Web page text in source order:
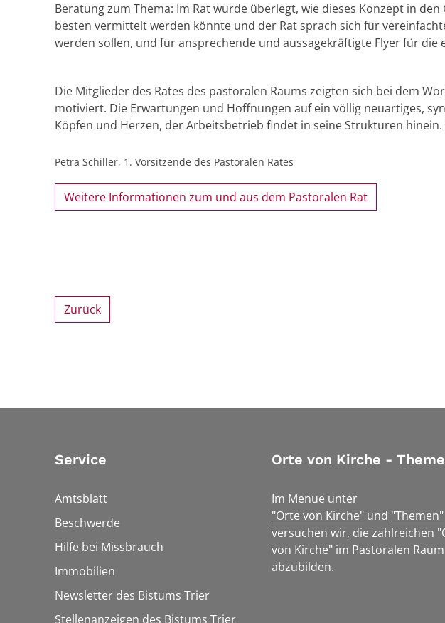
Beratung zum Thema: Im Rat wurde überlegt, wie dieses Konzept in
besten vermittelt werden könnte und der Rat sprach sich für
werden sollen, und für ansprechende und aussagekräftigte Flyer für die
Die Mitglieder des Rates des pastoralen Raums zeigten sich bei dem
motiviert. Die Erwartungen und Hoffnungen auf ein völlig neuartiges,
Köpfen und Herzen, der Arbeitsbetrieb findet in seine Strukturen
Petra Schiller, 1. Vorsitzende des Pastoralen Rates
Weitere Informationen zum und aus dem Pastoralen Rat
Zurück
Service
Amtsblatt
Beschwerde
Hilfe bei Missbrauch
Immobilien
Newsletter des Bistums Trier
Stellenanzeigen des Bistums Trier
Orte von Kirche -
Im Menue unter
"Orte von Kirche" und "Themen"
versuchen wir, die zahlreichen
von Kirche" im Pastoralen Raum
abzubilden.